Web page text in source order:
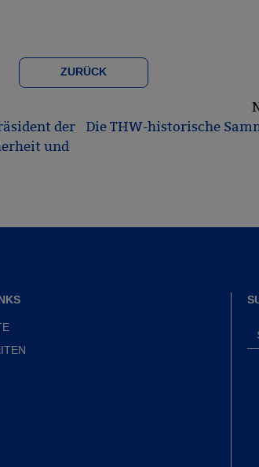
ZURÜCK
der
und
Die THW-historische